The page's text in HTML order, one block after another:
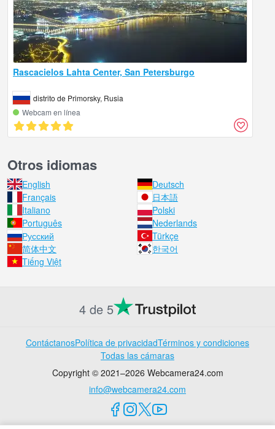
Rascacielos Lahta Center, San Petersburgo
distrito de Primorsky, Rusia
Webcam en línea
Otros idiomas
English
Deutsch
Français
日本語
Italiano
Polski
Português
Nederlands
Русский
Türkçe
简体中文
한국어
Tiếng Việt
4 de 5
ContáctanosPolítica de privacidadTérminos y condiciones
Todas las cámaras
Copyright © 2021–2026 Webcamera24.com
info@webcamera24.com